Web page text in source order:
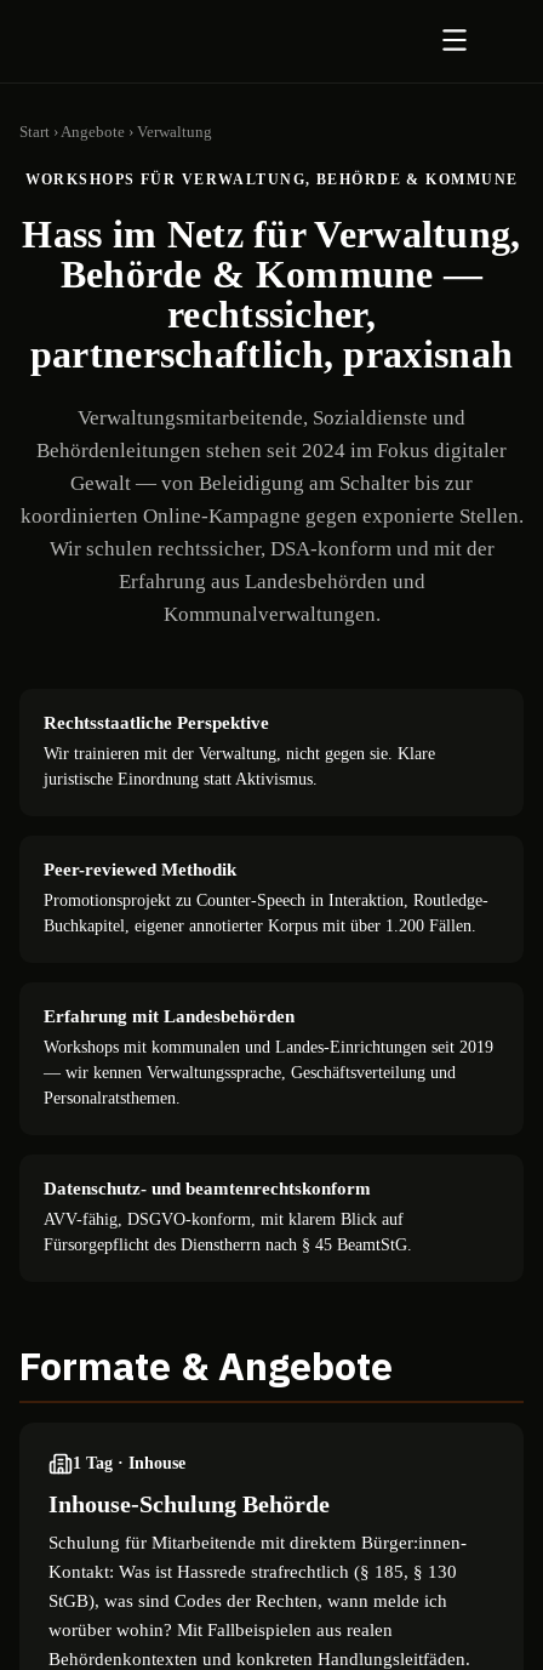
Start ›Angebote › Verwaltung
WORKSHOPS FÜR VERWALTUNG, BEHÖRDE & KOMMUNE
Hass im Netz für Verwaltung,
Behörde & Kommune —
rechtssicher,
partnerschaftlich, praxisnah
Verwaltungsmitarbeitende, Sozialdienste und
Behördenleitungen stehen seit 2024 im Fokus digitaler
Gewalt — von Beleidigung am Schalter bis zur
koordinierten Online-Kampagne gegen exponierte Stellen.
Wir schulen rechtssicher, DSA-konform und mit der
Erfahrung aus Landesbehörden und
Kommunalverwaltungen.
Rechtsstaatliche Perspektive
Wir trainieren mit der Verwaltung, nicht gegen sie. Klare
juristische Einordnung statt Aktivismus.
Peer-reviewed Methodik
Promotionsprojekt zu Counter-Speech in Interaktion, Routledge-
Buchkapitel, eigener annotierter Korpus mit über 1.200 Fällen.
Erfahrung mit Landesbehörden
Workshops mit kommunalen und Landes-Einrichtungen seit 2019
— wir kennen Verwaltungssprache, Geschäftsverteilung und
Personalratsthemen.
Datenschutz- und beamtenrechtskonform
AVV-fähig, DSGVO-konform, mit klarem Blick auf
Fürsorgepflicht des Dienstherrn nach § 45 BeamtStG.
Formate & Angebote
1 Tag · Inhouse
Inhouse-Schulung Behörde
Schulung für Mitarbeitende mit direktem Bürger:innen-
Kontakt: Was ist Hassrede strafrechtlich (§ 185, § 130
StGB), was sind Codes der Rechten, wann melde ich
worüber wohin? Mit Fallbeispielen aus realen
Behördenkontexten und konkreten Handlungsleitfäden.